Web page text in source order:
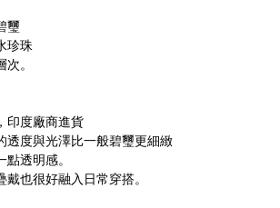
璽
珍珠
。
印度廠商進貨
透度與光澤比一般碧璽更細緻
透明感。
也很好融入日常穿搭。